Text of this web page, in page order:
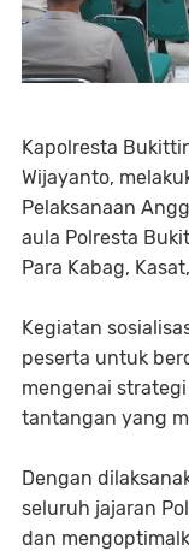
Kapolresta
Wijayanto,
Pelaksanaan
aula Polresta
Para Kabag,
Kegiatan
peserta untuk
mengenai
tantangan yang
Dengan
seluruh jajaran
dan